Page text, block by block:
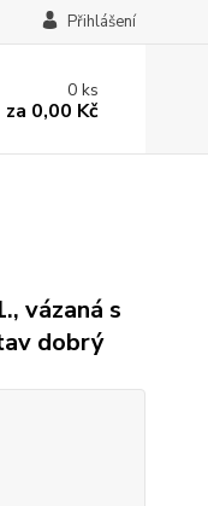
Přihlášení
0ks
za 0,00 Kč
vázaná s
dobrý